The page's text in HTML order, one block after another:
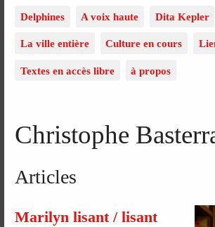
Delphines A voix haute Dita Kepler
La ville entière Culture en cours
Textes en accès libre à propos
Christophe
Articles
Marilyn lisant / lisant